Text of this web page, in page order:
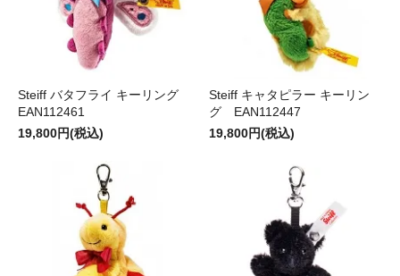
Steiff バタフライ キーリング
EAN112461
19,800円(税込)
Steiff キャタピラー キーリン
グ EAN112447
19,800円(税込)